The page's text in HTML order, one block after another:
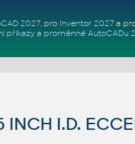
2027, pro Inventor 2027a
příkazya proměnné AutoCADu
I.D.